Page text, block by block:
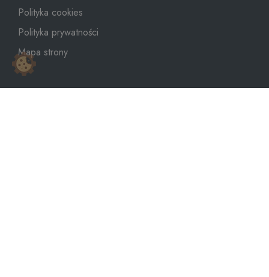
Polityka cookies
Polityka prywatności
Mapa strony